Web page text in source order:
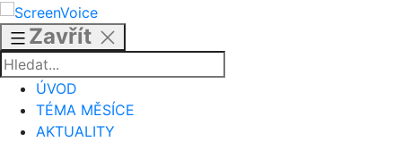
Přejít
obsahu
Zavřít
ÚVOD
TÉMA MĚSÍCE
AKTUALITY